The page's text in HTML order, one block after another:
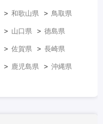
和歌山県 鳥取県
山口県 徳島県
佐賀県 長崎県
鹿児島県 沖縄県